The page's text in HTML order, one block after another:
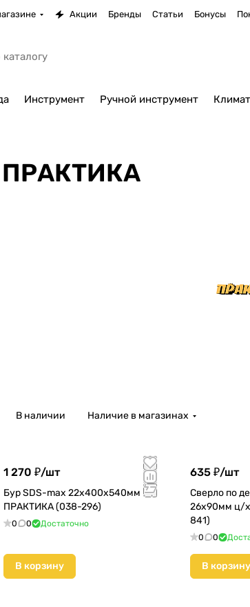
Акции Бренды Статьи Бонусы
Инструмент Ручной инструмент
ПРАКТИКА
В наличии Наличие в магазинах
1 270 ₽/шт
Бур SDS-max 22х400х540мм
ПРАКТИКА (038-296)
0 0 Достаточно
В корзину
635 ₽/шт
Сверло по
26х90мм ц/
841)
0 0
В корзину